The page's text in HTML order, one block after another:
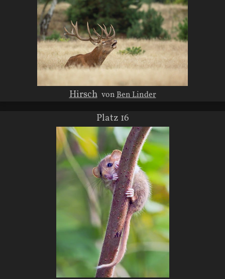
Hirsch vonBen Linder
Platz 16